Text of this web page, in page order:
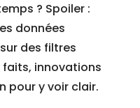
? Spoiler :
données
des filtres
innovations
pour y voir clair.